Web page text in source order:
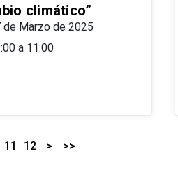
climático”
de Marzo de 2025
a 11:00
11 12 > >>